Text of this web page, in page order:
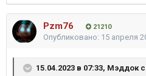
Pzm76 21210
Опубликовано: 15 апреля
15.04.2023 в 07:33, Мэддок